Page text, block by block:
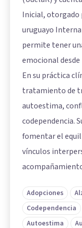
Inicial, otorgado
uruguayo
permite tener
emocional
En su práctica
tratamiento de
autoestima,
codependencia.
fomentar el
vínculos
Adopciones
Codependencia
Autoestima